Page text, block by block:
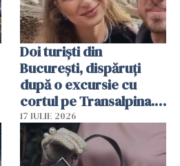
Doi turiști din
București, dispăruți
după o excursie cu
cortul pe Transalpina.
Poliția și familia îi caută
17 IULIE 2026